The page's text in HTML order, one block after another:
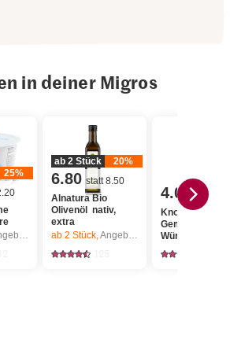
in deiner Migros
25%
bis 12.8.2026, solange Vorrat.
ab 2 Stück 20%
6.80 statt 8.50
Alnatura Bio
Olivenöl nativ,
extra
ab 2 Stück,Angebot gilt nur vom 6.8. bis 12.8.2026, solange Vorrat.
4.00
Knorr
Würfel